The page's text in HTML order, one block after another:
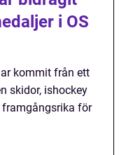
i OS
kommit från ett
skidor, ishockey
för